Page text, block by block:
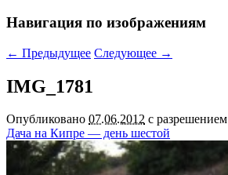
Навигация по изображениям
← Предыдущее Следующее →
IMG_1781
Опубликовано 07.06.2012 с разрешением
Дача на Кипре — день шестой